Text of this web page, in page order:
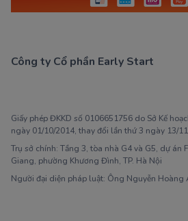
Công ty Cổ phần Early Start
Giấy phép ĐKKD số 0106651756 do Sở Kế
ngày 01/10/2014, thay đổi lần thứ 3 ngày 13/
Trụ sở chính: Tầng 3, tòa nhà G4 và G5, dự án
Giang, phường Khương Đình, TP. Hà Nội
Người đại diện pháp luật: Ông Nguyễn Hoàng